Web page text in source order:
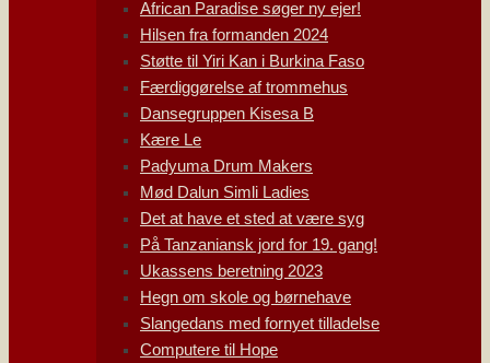
African Paradise søger ny ejer!
Hilsen fra formanden 2024
Støtte til Yiri Kan i Burkina Faso
Færdiggørelse af trommehus
Dansegruppen Kisesa B
Kære Le
Padyuma Drum Makers
Mød Dalun Simli Ladies
Det at have et sted at være syg
På Tanzaniansk jord for 19. gang!
Ukassens beretning 2023
Hegn om skole og børnehave
Slangedans med fornyet tilladelse
Computere til Hope